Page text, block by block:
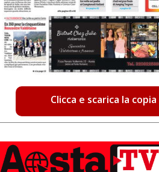
Clicca e scarica la copia